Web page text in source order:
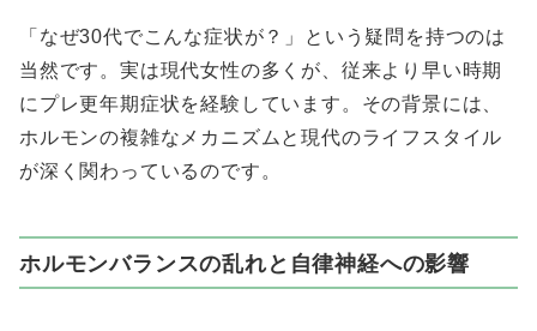
「なぜ30代でこんな症状が？」という疑問を持つのは
当然です。実は現代女性の多くが、従来より早い時期
にプレ更年期症状を経験しています。その背景には、
ホルモンの複雑なメカニズムと現代のライフスタイル
が深く関わっているのです。
ホルモンバランスの乱れと自律神経への影響